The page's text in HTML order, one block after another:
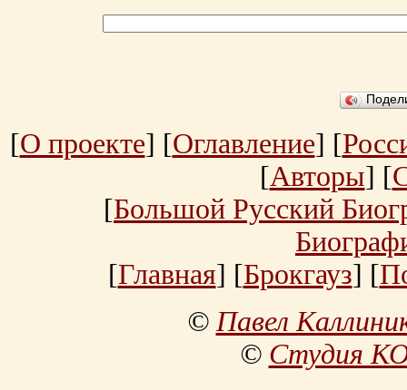
[О проекте] [Оглавление] [
[Авторы] [
[Большой Русский
[Главная] [Брокгауз] [
©Павел
© Студия